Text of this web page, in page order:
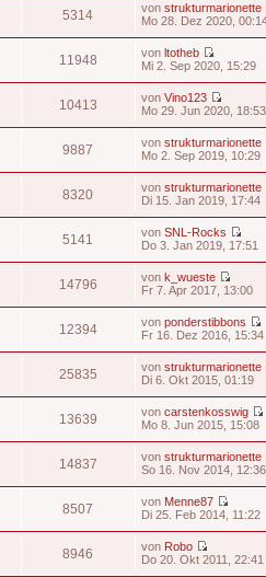
5314 vonstrukturmarionette
Mo 28. Dez 2020,
11948 vonltotheb
Mi 2. Sep 2020, 15:29
10413 vonVino123
Mo 29. Jun 2020, 18:53
9887 vonstrukturmarionette
Mo 2. Sep 2019, 10:29
8320 vonstrukturmarionette
Di 15. Jan 2019, 17:44
5141 vonSNL-Rocks
Do 3. Jan 2019, 17:51
14796 vonk_wueste
Fr 7. Apr 2017, 13:00
12394 vonponderstibbons
Fr 16. Dez 2016, 15:34
25835 vonstrukturmarionette
Di 6. Okt 2015, 01:19
13639 voncarstenkosswig
Mo 8. Jun 2015, 15:08
14837 vonstrukturmarionette
So 16. Nov 2014, 12:36
8507 von Menne87
Di 25. Feb 2014, 11:22
8946 von Robo
Do 20. Okt 2011, 22:41